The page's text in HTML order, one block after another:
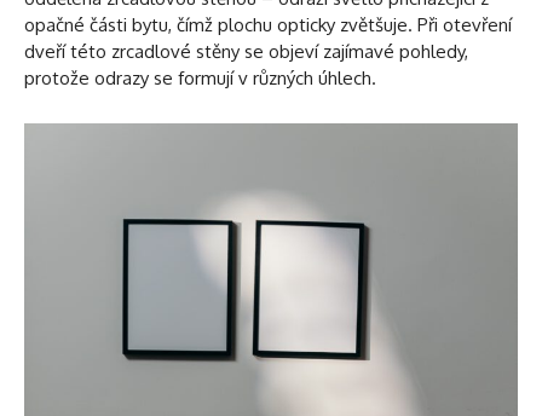
opačné části bytu, čímž plochu opticky zvětšuje. Při otevření
dveří této zrcadlové stěny se objeví zajímavé pohledy,
protože odrazy se formují v různých úhlech.